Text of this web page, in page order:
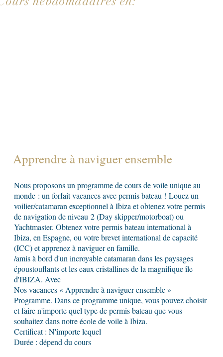
modernes et sont donc beaucoup plus rapides à obtenir.
Apprendre à naviguer ensemble
Nous proposons un programme de cours de voile unique au
monde : un forfait vacances avec permis bateau ! Louez un
voilier/catamaran exceptionnel à Ibiza et obtenez votre permis
de navigation de niveau 2 (Day skipper/motorboat) ou
Yachtmaster. Obtenez votre permis bateau international à
Ibiza, en Espagne, ou votre brevet international de capacité
(ICC) et apprenez à naviguer en famille.
/amis à bord d'un incroyable catamaran dans les paysages
époustouflants et les eaux cristallines de la magnifique île
d'IBIZA. Avec
Nos vacances « Apprendre à naviguer ensemble »
Programme. Dans ce programme unique, vous pouvez choisir
et faire n'importe quel type de permis bateau que vous
souhaitez dans notre école de voile à Ibiza.
Certificat : N'importe lequel
Durée : dépend du cours